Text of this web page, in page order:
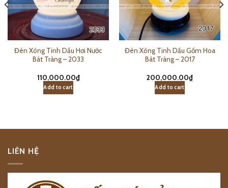
Đèn Xông Tinh Dầu Hơi Nước
Bát Tràng – 2033
110,000.00₫
Add to cart
Đèn Xông Tinh Dầu Gốm Hoa
Bát Tràng – 2017
200,000.00₫
Add to cart
LIÊN HỆ